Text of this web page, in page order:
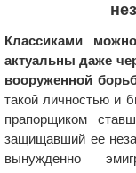
Классиками
актуальны даже
вооруженной
такой личностью и
прапорщиком
защищавший ее
вынужденно